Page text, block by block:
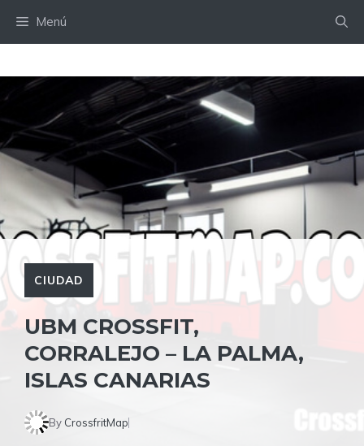
Menú
CIUDAD
UBM CROSSFIT,
CORRALEJO – LA PALMA,
ISLAS CANARIAS
By CrossfritMap